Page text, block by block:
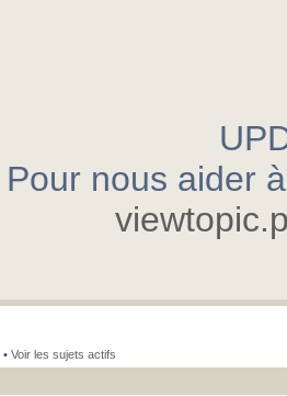
Pour nous aider
• Voir les sujets actifs